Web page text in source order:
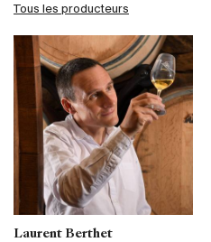
Tous les producteurs
Laurent Berthet